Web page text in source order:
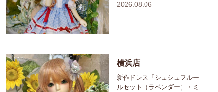
2026.08.06
横浜店
新作ドレス「シュシュフルー
ルセット（ラベンダー）・ミ